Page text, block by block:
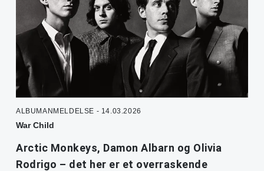
ALBUMANMELDELSE - 14.03.2026
War Child
Arctic Monkeys, Damon Albarn og Olivia
Rodrigo – det her er et overraskende